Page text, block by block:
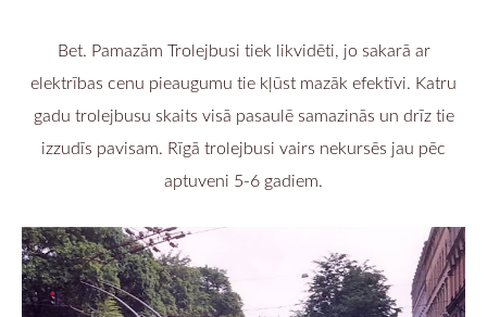
Bet. Pamazām Trolejbusi tiek likvidēti, jo sakarā ar
elektrības cenu pieaugumu tie kļūst mazāk efektīvi. Katru
gadu trolejbusu skaits visā pasaulē samazinās un drīz tie
izzudīs pavisam. Rīgā trolejbusi vairs nekursēs jau pēc
aptuveni 5-6 gadiem.